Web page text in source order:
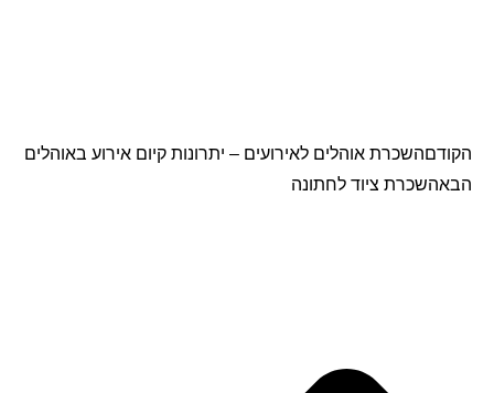
הקודםהשכרת אוהלים לאירועים – יתרונות קיום אירוע באוהלים
הבאהשכרת ציוד לחתונה